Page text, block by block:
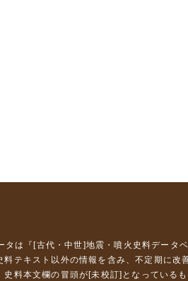
タは『 [古代・中世]地震・噴火史料データ
料テキスト以外の情報を含み、不定期に改
史料本文欄の冒頭が[未校訂]となっている